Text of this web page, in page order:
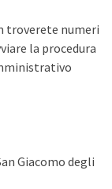
troverete numeri
la procedura
Giacomo degli